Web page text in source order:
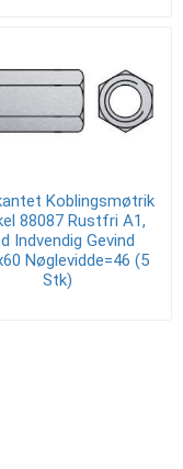
Koblingsmøtrik
88087 Rustfri A1,
Indvendig Gevind
Nøglevidde=46 (5
Stk)